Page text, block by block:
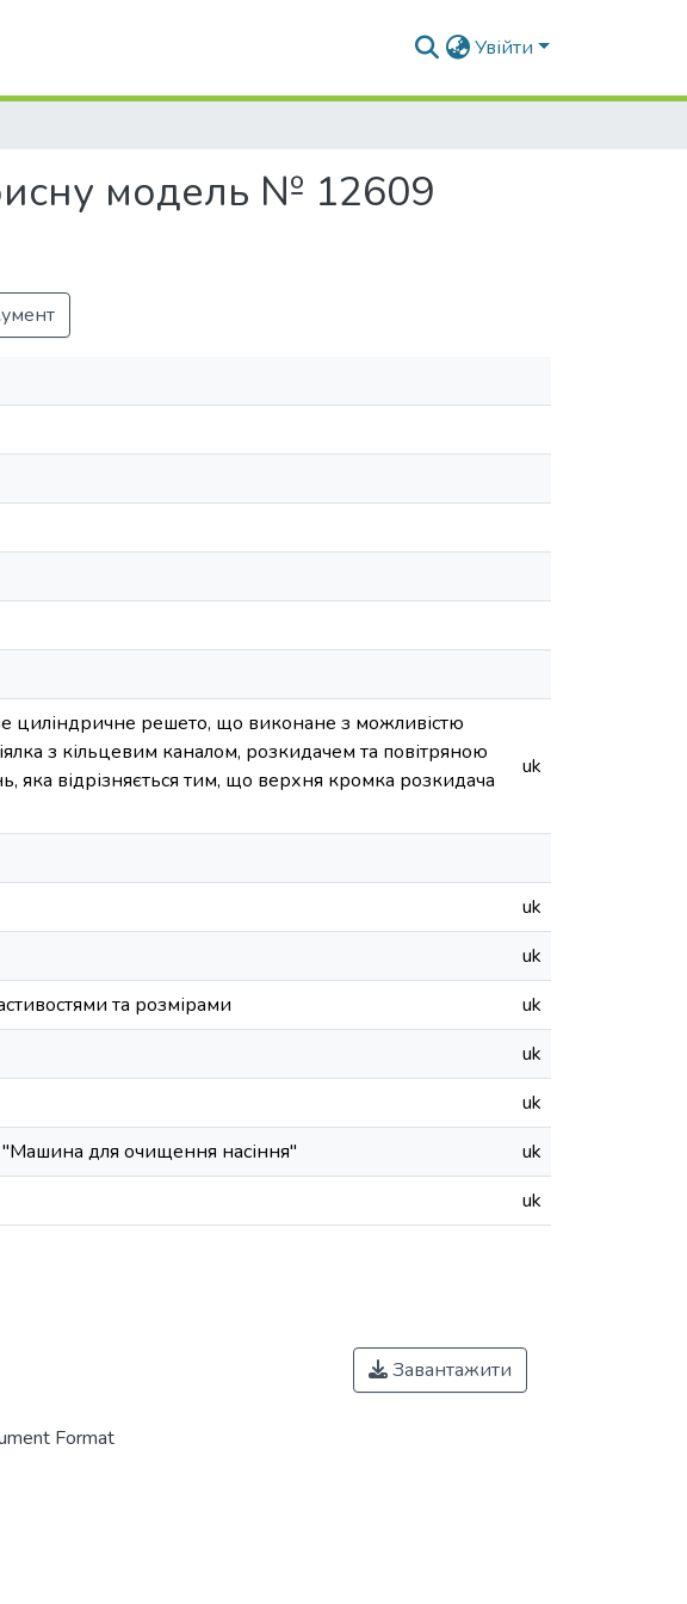
Увійти
модель № 12609
циліндричне решето, що виконане з можливістю
з кільцевим каналом, розкидачем та повітряною
яка відрізняється тим, що верхня кромка розкидача
uk
uk
uk
та розмірами
uk
uk
uk
для очищення насіння"
uk
uk
Format
Завантажити